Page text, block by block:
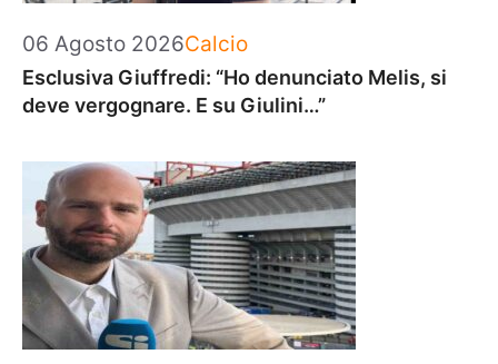
06 Agosto 2026Categorie
Calcio
Esclusiva Giuffredi: “Ho denunciato Melis, si
deve vergognare. E su Giulini…”